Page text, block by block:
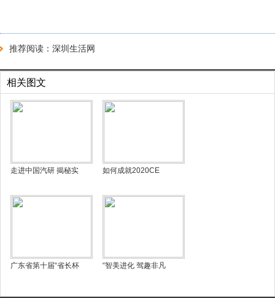
推荐阅读： 深圳生活网
相关图文
走进中国汽研 揭秘实 如何成就2020CE
广东省第十届“省长杯 “智美进化 驾趣非凡